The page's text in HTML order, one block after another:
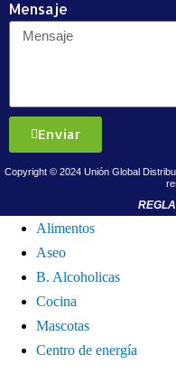
Mensaje
Enviar
Copyright © 2024 Unión Global
Alimentos
Aseo
B. Alcoholicas
Cocina
Mascotas
Centro de energía